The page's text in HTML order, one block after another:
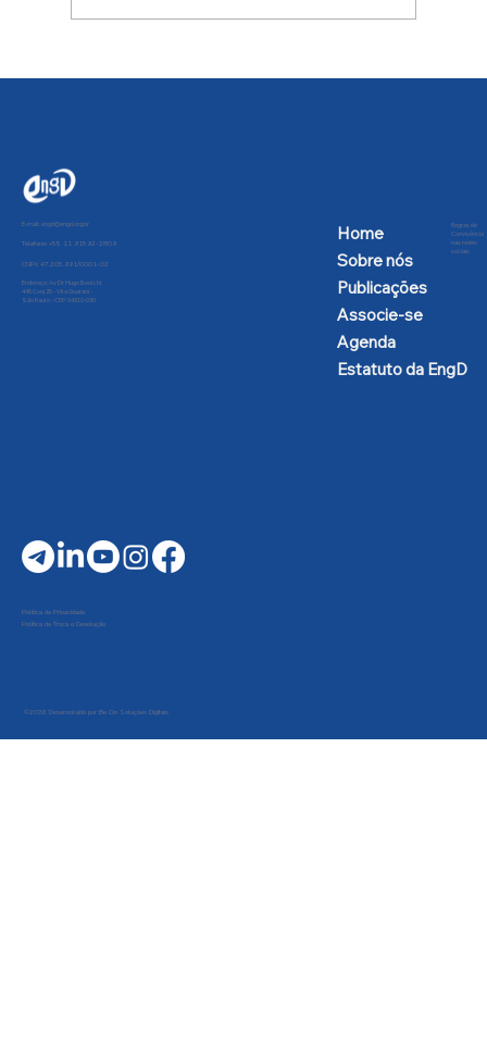
E-mail:engd@engd.org.br
Telefone: +55 11 91592-2809
CNPJ: 47.205.991/0001-02
Endereço: Av Dr Hugo Beolchi,
445 Conj 25 - Vila Guarani -
São Paulo - CEP: 04310-030
Home
Sobre nós
Publicações
Associe-se
Agenda
Estatuto da EngD
Regras de
Convivência
nas redes
sociais
Política de Privacidade
Política de Troca e Devolução
©2026 Desenvolvido por Be On Soluções Digitais